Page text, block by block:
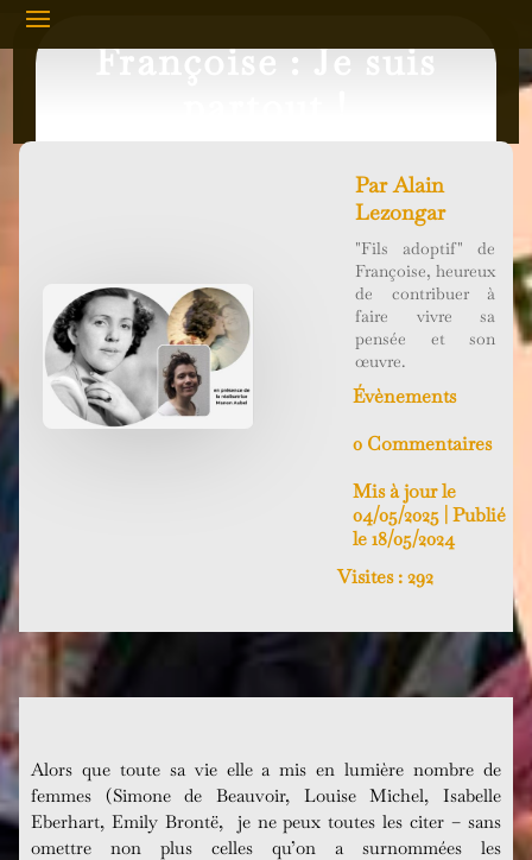
Françoise : Je suis
ParAlain
Lezongar
"Fils adoptif" de
Françoise, heureux
de contribuer à
faire vivre sa
pensée et son
œuvre.
Évènements
0 Commentaires
Mis à jour le
04/05/2025 | Publié
le 18/05/2024
Visites : 292
Alors que toute sa vie elle a mis en lumière nombre de
femmes (Simone de Beauvoir, Louise Michel, Isabelle
Eberhart, Emily Brontë,
je ne peux toutes les citer – sans
omettre non plus celles qu’on a surnommées les